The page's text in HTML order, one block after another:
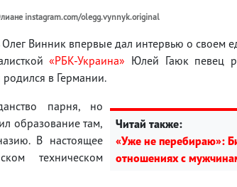
instagram.com/olegg.vynnyk.original
Винник впервые дал интервью о своем
«РБК-Украина» Юлей Гаюк певец
в Германии.
Читай также:
«Уже не перебираю»:
отношениях с
парня, но
образование там,
В настоящее
техническом